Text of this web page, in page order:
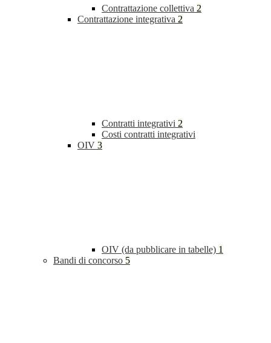
Contrattazione collettiva 2
Contrattazione integrativa 2
Contratti integrativi 2
Costi contratti integrativi
OIV 3
OIV (da pubblicare in tabelle) 1
Bandi di concorso 5